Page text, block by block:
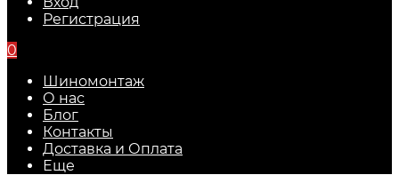
Регистрация
0
Шиномонтаж
О нас
Блог
Контакты
Доставка и Оплата
Еще